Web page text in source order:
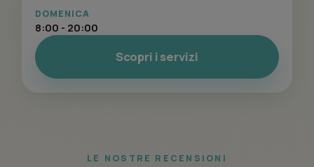
DOMENICA
8:00 - 20:00
Scopri i servizi
LE NOSTRE RECENSIONI